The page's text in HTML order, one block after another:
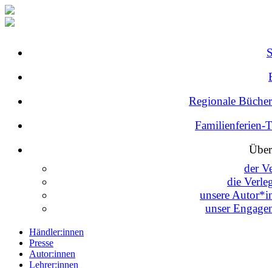
Regionale
Familienferien-
der
die
unsere
unser
Händler:innen
Presse
Autor:innen
Lehrer:innen